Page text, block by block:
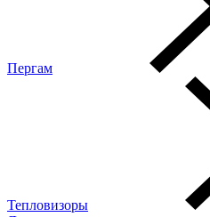
Пергам
Тепловизоры